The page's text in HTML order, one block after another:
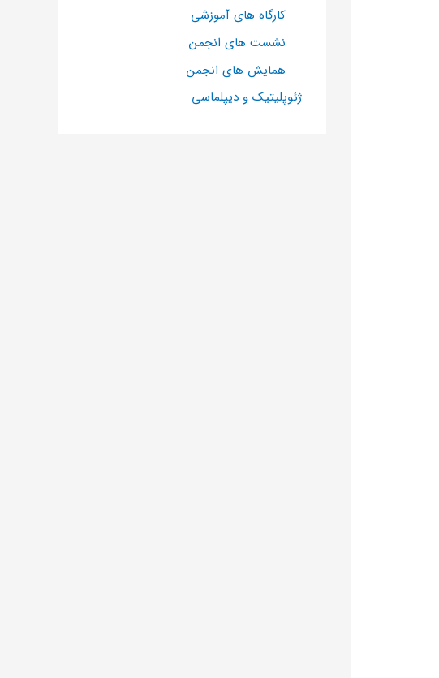
کارگاه های آموزشی
نشست های انجمن
همایش های انجمن
ژئوپلیتیک و دیپلماسی